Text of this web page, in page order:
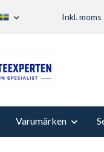
Inkl. moms
Varumärken